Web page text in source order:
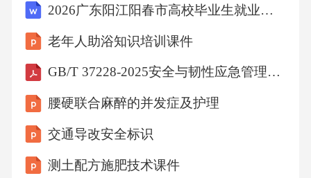
任）；3.法律环境分析（目标国法律风险）。-
合同评审核心性：-防范格式条款陷阱（如霸王
条款）；-明确违约责任与争议解决；-避免法律
审是核心，因合同直接决定权利义务，且企业
可通过合同设计规避风险。5.答案：-审查格式
条款：1.是否以显著方式提示（如加粗、附
2026广东阳江阳春市高校毕业生就业见习招募10人备考题库（第七期）附答案详解（满分必刷）
老年人助浴知识培训课件
GB/T 37228-2025安全与韧性应急管理突发事件管理指南
腰硬联合麻醉的并发症及护理
交通导改安全标识
测土配方施肥技术课件